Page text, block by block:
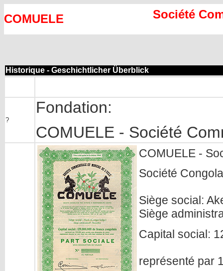
COMUELE Société
Historique - Geschichtlicher Überblick
?
Fondation:
COMUELE - Société
COMUELE -
Société
Siège social:
Siège
Capital social:
représenté par